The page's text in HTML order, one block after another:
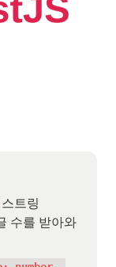
트링
수를 받아와